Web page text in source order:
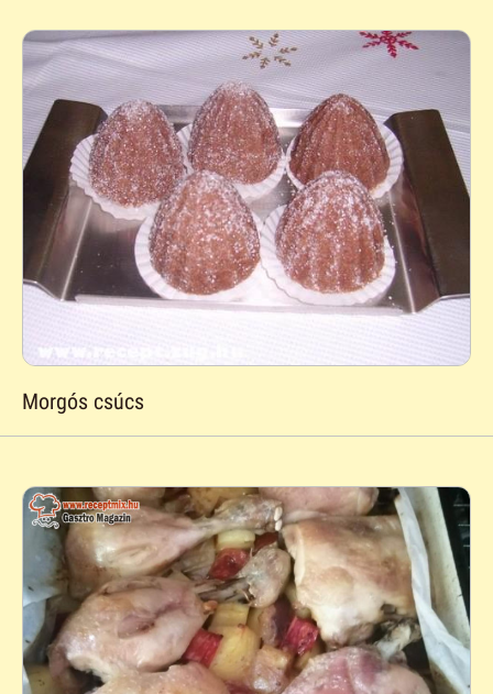
Morgós csúcs